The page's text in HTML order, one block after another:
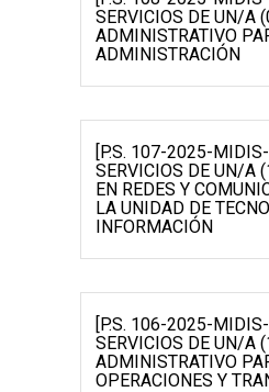
SERVICIOS DE UN/A
ADMINISTRATIVO
ADMINISTRACIÓN
[P.S. 107-2025-
SERVICIOS DE UN/A
EN REDES Y
LA UNIDAD DE
INFORMACIÓN
[P.S. 106-2025-
SERVICIOS DE UN/A
ADMINISTRATIVO
OPERACIONES Y